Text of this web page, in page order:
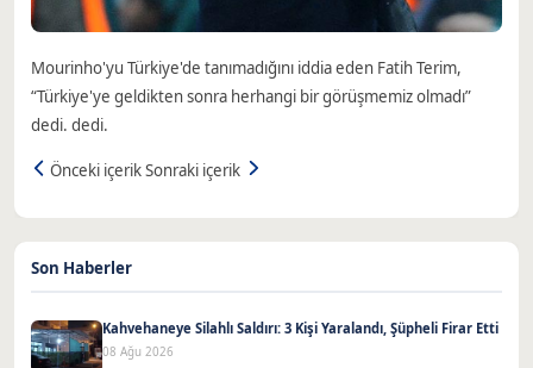
Mourinho'yu Türkiye'de tanımadığını iddia eden Fatih Terim,
“Türkiye'ye geldikten sonra herhangi bir görüşmemiz olmadı”
dedi. dedi.
Önceki içerikSonraki içerik
Son Haberler
Kahvehaneye Silahlı Saldırı: 3 Kişi Yaralandı, Şüpheli Firar Etti
08 Ağu 2026